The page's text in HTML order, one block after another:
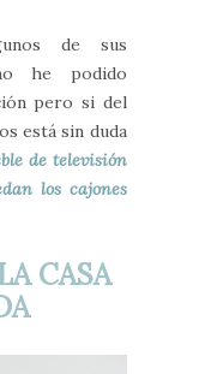
de sus
he podido
pero si del
está sin duda
de televisión
los cajones
CASA